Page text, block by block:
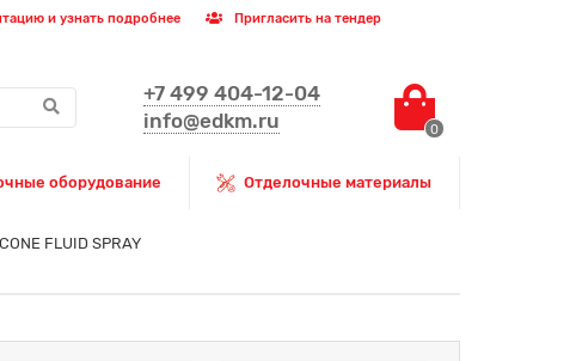
и узнать подробнее Пригласить на тендер
+7 499 404-12-04
info@edkm.ru
0
оборудование Отделочные материалы
FLUID SPRAY